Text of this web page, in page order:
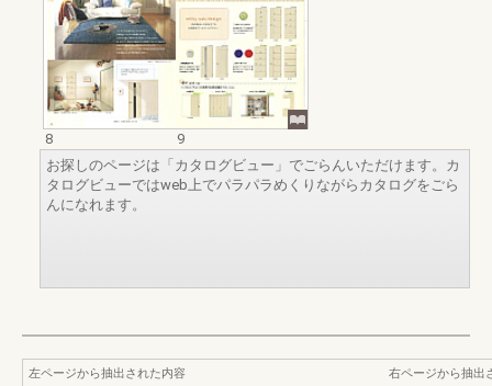
8
9
お探しのページは「カタログビュー」でごらんいただけます。カ
タログビューではweb上でパラパラめくりながらカタログをごら
んになれます。
左ページから抽出された内容
右ページから抽出